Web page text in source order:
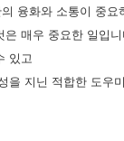
융화와 소통이 중요
매우 중요한 일입
있고
을 지닌 적합한 도우